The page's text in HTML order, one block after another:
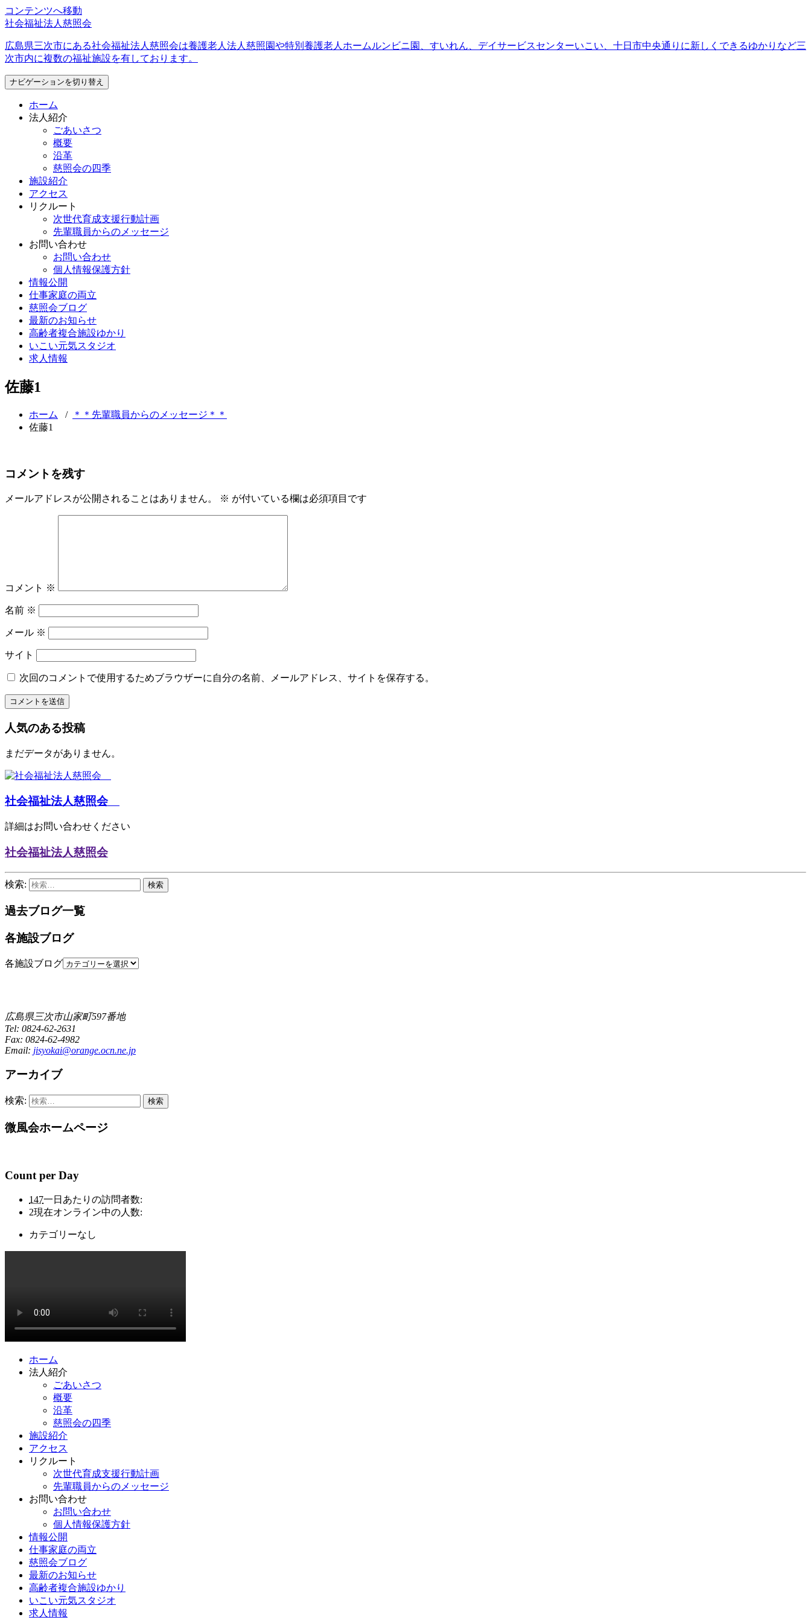
コンテンツへ移動
社会福祉法人慈照会
広島県三次市にある社会福祉法人慈照会は養護老人法人慈照園や特別養護老人ホームルンビニ園、すいれん、デイサービスセンターいこい、十日市中央通りに新しくできるゆかりなど三
次市内に複数の福祉施設を有しております。
ナビゲーションを切り替え
ホーム
法人紹介
ごあいさつ
概要
沿革
慈照会の四季
施設紹介
アクセス
リクルート
次世代育成支援行動計画
先輩職員からのメッセージ
お問い合わせ
お問い合わせ
個人情報保護方針
情報公開
仕事家庭の両立
慈照会ブログ
最新のお知らせ
高齢者複合施設ゆかり
いこい元気スタジオ
求人情報
佐藤1
ホーム /
＊＊先輩職員からのメッセージ＊＊
佐藤1
コメントを残す
メールアドレスが公開されることはありません。 ※ が付いている欄は必須項目です
コメント ※
名前 ※
メール ※
サイト
次回のコメントで使用するためブラウザーに自分の名前、メールアドレス、サイトを保存する。
人気のある投稿
まだデータがありません。
社会福祉法人慈照会
詳細はお問い合わせください
社会福祉法人慈照会
検索:
過去ブログ一覧
各施設ブログ
各施設ブログ
広島県三次市山家町597番地
Tel: 0824-62-2631
Fax: 0824-62-4982
Email: jisyokai@orange.ocn.ne.jp
アーカイブ
検索:
微風会ホームページ
Count per Day
147一日あたりの訪問者数:
2現在オンライン中の人数:
カテゴリーなし
ホーム
法人紹介
ごあいさつ
概要
沿革
慈照会の四季
施設紹介
アクセス
リクルート
次世代育成支援行動計画
先輩職員からのメッセージ
お問い合わせ
お問い合わせ
個人情報保護方針
情報公開
仕事家庭の両立
慈照会ブログ
最新のお知らせ
高齢者複合施設ゆかり
いこい元気スタジオ
求人情報